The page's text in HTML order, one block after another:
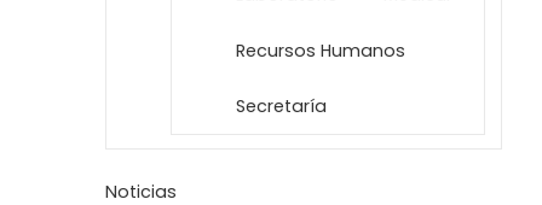
Recursos Humanos
Secretaría
Noticias